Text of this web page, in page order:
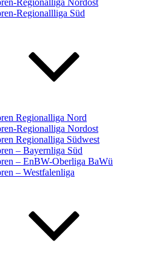
Regionalliga Nordost
Regionallliga Süd
Regionalliga Nord
Regionalliga Nordost
Regionalliga Südwest
– Bayernliga Süd
– EnBW-Oberliga BaWü
– Westfalenliga